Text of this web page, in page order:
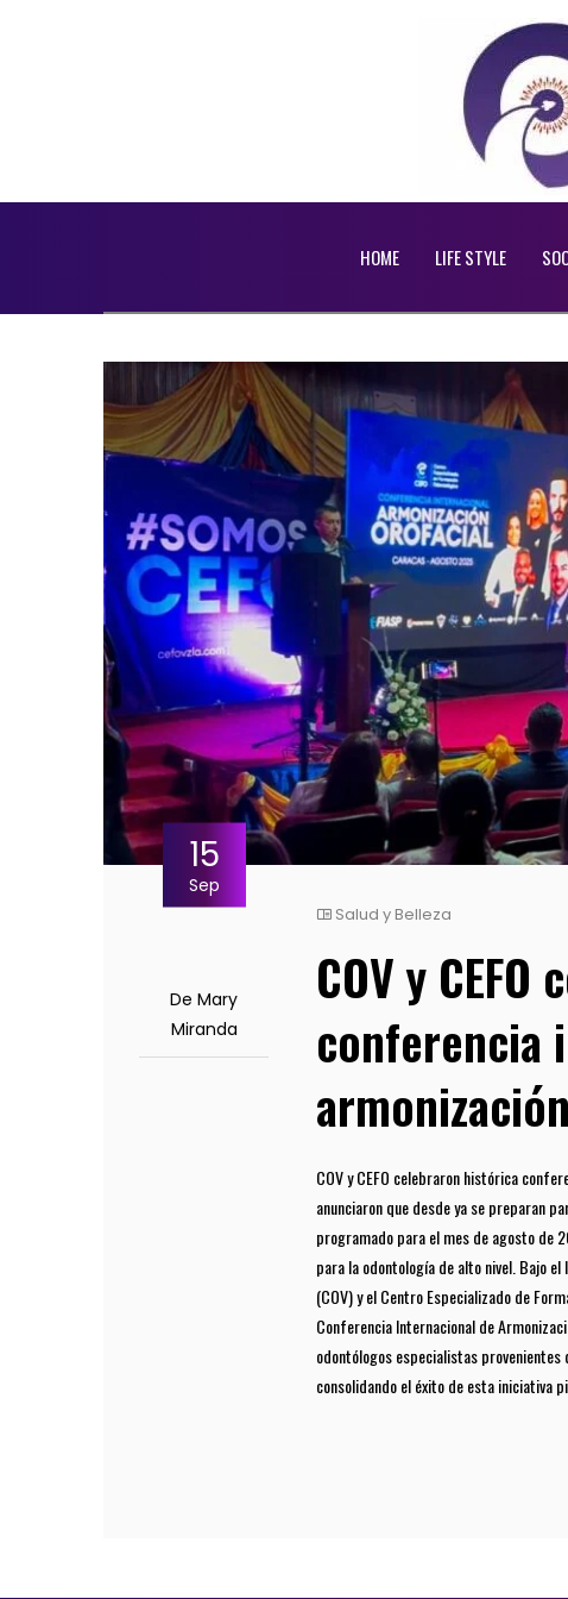
HOME LIFE STYLE
15
Sep
De Mary
Miranda
Salud y Belleza
COV y
conferencia
COV y CEFO celebraron histórica
anunciaron que desde ya se preparan
programado para el mes de agosto de
para la odontología de alto nivel. Bajo
(COV) y el Centro Especializado de
Conferencia Internacional de
odontólogos especialistas
consolidando el éxito de esta iniciativa pi...